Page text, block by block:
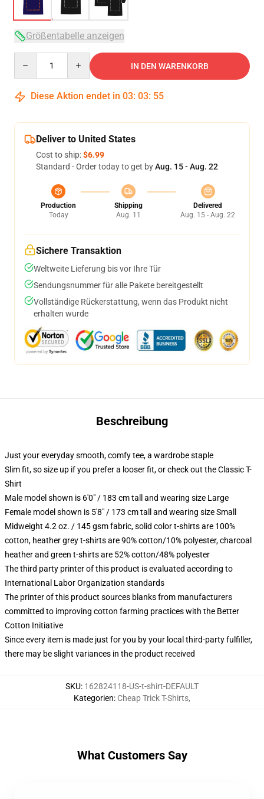
Größentabelle anzeigen
IN DEN WARENKORB
Diese Aktion endet in 03: 03: 54
Deliver to United States
Cost to ship:$6.99
Standard - Order today to get byAug. 15 - Aug. 22
Production
Today
Shipping
Aug. 11
Delivered
Aug. 15 - Aug. 22
Sichere Transaktion
Weltweite Lieferung bis vor Ihre Tür
Sendungsnummer für alle Pakete bereitgestellt
Vollständige Rückerstattung, wenn das Produkt nicht
erhalten wurde
Beschreibung
Just your everyday smooth, comfy tee, a wardrobe staple
Slim fit, so size up if you prefer a looser fit, or check out the Classic T-
Shirt
Male model shown is 6'0" / 183 cm tall and wearing size Large
Female model shown is 5'8" / 173 cm tall and wearing size Small
Midweight 4.2 oz. / 145 gsm fabric, solid color t-shirts are 100%
cotton, heather grey t-shirts are 90% cotton/10% polyester, charcoal
heather and green t-shirts are 52% cotton/48% polyester
The third party printer of this product is evaluated according to
International Labor Organization standards
The printer of this product sources blanks from manufacturers
committed to improving cotton farming practices with the Better
Cotton Initiative
Since every item is made just for you by your local third-party fulfiller,
there may be slight variances in the product received
SKU: 162824118-US-t-shirt-DEFAULT
Kategorien: Cheap Trick T-Shirts,
What Customers Say